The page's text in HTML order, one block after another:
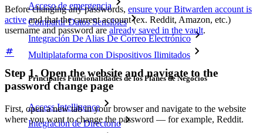
Acceso de emergencia
Compartir Datos Sensibles
Integración De Alias De Correo Electrónico
Multiplataforma con Dispositivos Ilimitados
Principales Funcionalidades de los Planes de Negocios
Access Intelligence
Integración de Directorio
Before changing any passwords, ensure your Bitwarden account is
activeand that the current account (ex. Reddit, Amazon, etc.)
username and password are already saved in the vault.
Step 1. Open the website and navigate to the
password change page
First, open a new tab in your browser and navigate to the website
where you want to change the password — for example, Reddit.